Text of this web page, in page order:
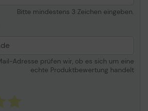
Bitte mindestens 3 Zeichen eingeben.
Adresse prüfen wir, ob es sich um eine
echte Produktbewertung handelt